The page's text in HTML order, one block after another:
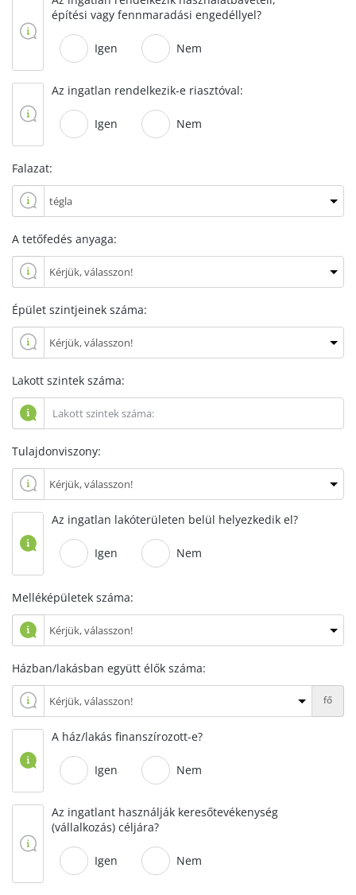
építési vagy fennmaradási engedéllyel?
Igen Nem
Az ingatlan rendelkezik-e riasztóval:
Igen Nem
Falazat:
A tetőfedés anyaga:
Épület szintjeinek száma:
Lakott szintek száma:
Tulajdonviszony:
Az ingatlan lakóterületen belül helyezkedik el?
Igen Nem
Melléképületek száma:
Házban/lakásban együtt élők száma:
fő
A ház/lakás finanszírozott-e?
Igen Nem
Az ingatlant használják keresőtevékenység
(vállalkozás) céljára?
Igen Nem